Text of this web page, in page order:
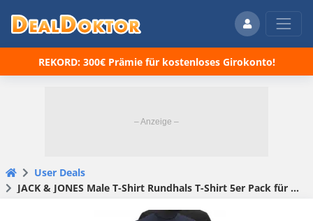
REKORD: 300€ Prämie für kostenloses Girokonto!
User Deals
JACK & JONES Male T-Shirt Rundhals T-Shirt 5er Pack für 33,53€ (statt 52,15€)